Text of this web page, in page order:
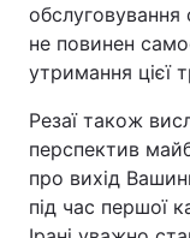
обслуговування
не повинен
утримання цієї
Резаї також
перспектив
про вихід
під час першої